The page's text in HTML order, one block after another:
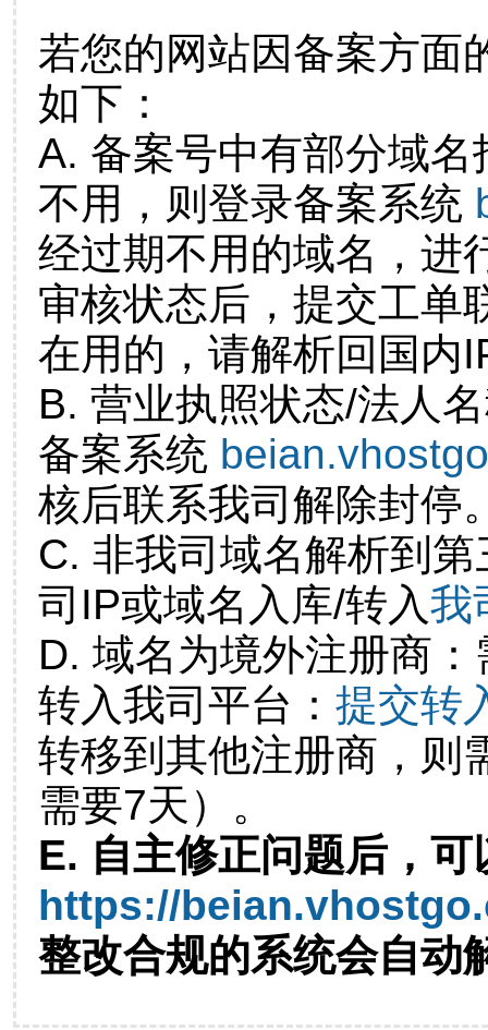
若您的网站因备案方面
如下：
A. 备案号中有部分域
不用，则登录备案系统
经过期不用的域名，进
审核状态后，提交工单
在用的，请解析回国内
B. 营业执照状态/法人
备案系统
核后联系我司解除封停
C. 非我司域名解析到
司IP或域名入库/转入我
D. 域名为境外注册商
转入我司平台： 提交转
转移到其他注册商，则
需要7天）。
E. 自主修正问题后，可
https://
整改合规的系统会自动